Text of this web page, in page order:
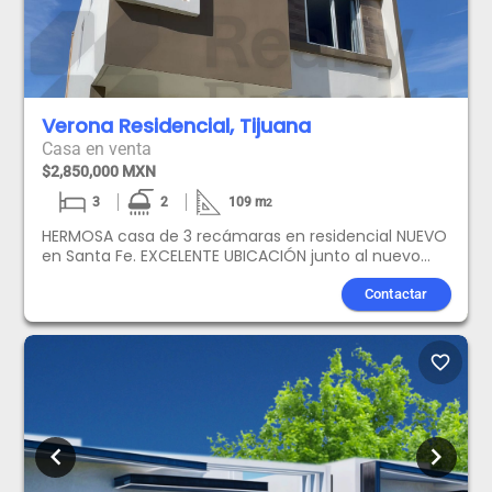
Verona Residencial, Tijuana
Casa en venta
$2,850,000 MXN
3 2 109m2
HERMOSA casa de 3 recámaras en residencial NUEVO
en Santa Fe. EXCELENTE UBICACIÓN junto al nuevo
Blvd. Mar de Cortés.3 recámaras2 baño y medioPatio
traseroEstacionamiento para 2 carrosAcceso
controlado y vigilancia, para tu tranquilidadAgenda
una visita hoy con Realty World Puerta Norte
Contactar
favorite_border
chevron_left chevron_right